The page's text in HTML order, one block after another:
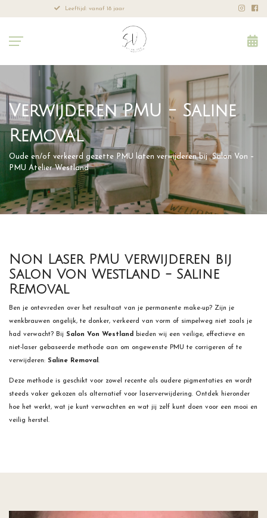
Leeftijd: vanaf 18 jaar
Verwijderen PMU - Saline
Removal
Oude en/of verkeerd gezette PMU laten verwijderen bij Salon Von –
PMU Atelier Westland
Non Laser PMU verwijderen bij
Salon Von Westland - Saline
Removal
Ben je ontevreden over het resultaat van je permanente make-up? Zijn je
wenkbrauwen ongelijk, te donker, verkeerd van vorm of simpelweg niet zoals je
had verwacht? Bij Salon Von Westland
bieden wij een veilige, effectieve en
niet-laser gebaseerde methode aan om ongewenste PMU te corrigeren of te
verwijderen: Saline Removal .
Deze methode is geschikt voor zowel recente als oudere pigmentaties en wordt
steeds vaker gekozen als alternatief voor laserverwijdering. Ontdek hieronder
hoe het werkt, wat je kunt verwachten en wat jij zelf kunt doen voor een mooi en
veilig herstel.